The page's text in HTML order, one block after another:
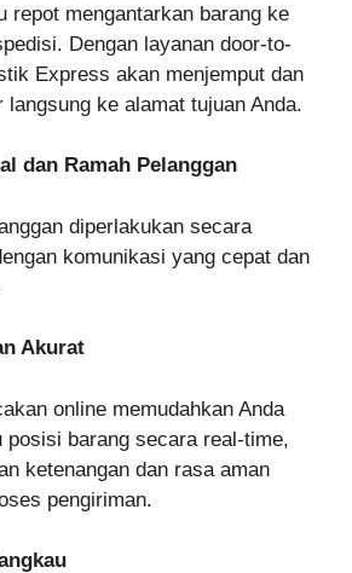
repot mengantarkan barang ke
Dengan layanan door-to-
Express akan menjemput dan
langsung ke alamat tujuan Anda.
dan Ramah Pelanggan
diperlakukan secara
komunikasi yang cepat dan
Akurat
online memudahkan Anda
posisi barang secara real-time,
ketenangan dan rasa aman
pengiriman.